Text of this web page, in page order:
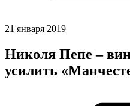
21 января 2019
Николя Пепе –
усилить